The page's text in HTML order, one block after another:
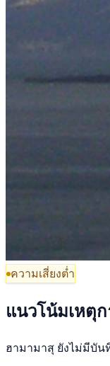
ความเสี่ยงต่ำ
แนวโน้มเหตุ
ฮามามาสุ ยังไม่มีบั